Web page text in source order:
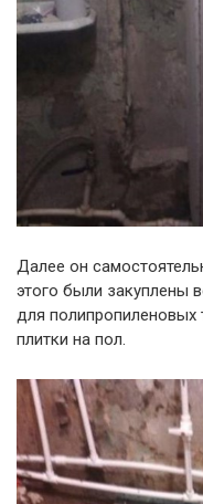
Далее он
этого были закуплены
для полипропиленовых
плитки на пол.